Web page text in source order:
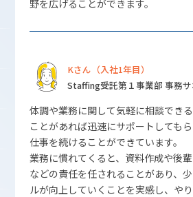
野を広げることができます。
Kさん（入社1年目）
Staffing受託第１事業部 事務
体調や業務に関して気軽に相談でき
ことがあれば迅速にサポートしても
仕事を続けることができています。
業務に慣れてくると、資料作成や後
などの責任を任されることがあり、
ルが向上していくことを実感し、や